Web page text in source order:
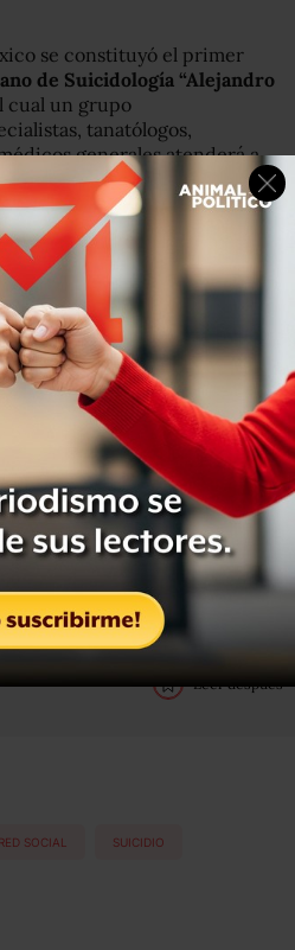
se constituyó el primer
de Suicidología “Alejandro
cual un grupo
tanatólogos,
generales atenderá a
importar su capacidad
de acabar con su vida.
primer instituto en
explicó que este centro
de éstas,
vida.
a terapeutas para que
de crisis. Además,esta
mediante Facebook,
cuenta @suicidología.
.
Leer después
RED SOCIAL SUICIDIO